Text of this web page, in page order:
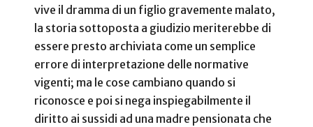
vive il dramma di un figlio gravemente malato,
la storia sottoposta a giudizio meriterebbe di
essere presto archiviata come un semplice
errore di interpretazione delle normative
vigenti; ma le cose cambiano quando si
riconosce e poi si nega inspiegabilmente il
diritto ai sussidi ad una madre pensionata che